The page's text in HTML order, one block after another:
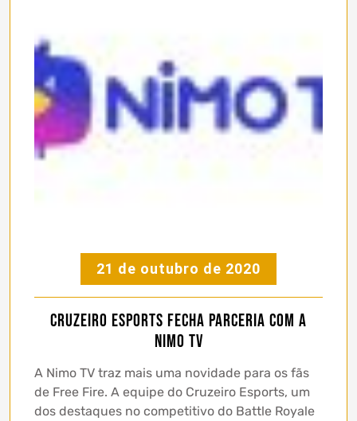
21 de outubro de 2020
Cruzeiro Esports fecha parceria com a
Nimo TV
A Nimo TV traz mais uma novidade para os fãs
de Free Fire. A equipe do Cruzeiro Esports, um
dos destaques no competitivo do Battle Royale